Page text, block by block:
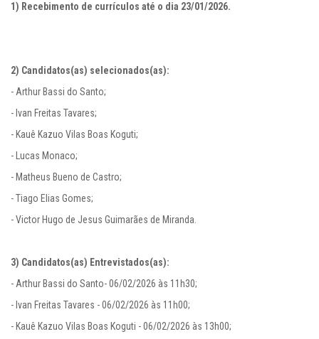
1) Recebimento de currículos até o dia 23/01/2026.
- Arthur Bassi do Santo;
- Ivan Freitas Tavares;
- Kauê Kazuo Vilas Boas Koguti;
- Lucas Monaco;
- Matheus Bueno de Castro;
- Tiago Elias Gomes;
- Victor Hugo de Jesus Guimarães de Miranda.
3) Candidatos(as) Entrevistados(as):
- Arthur Bassi do Santo- 06/02/2026 às 11h30;
- Ivan Freitas Tavares - 06/02/2026 às 11h00;
- Kauê Kazuo Vilas Boas Koguti - 06/02/2026 às 13h00;